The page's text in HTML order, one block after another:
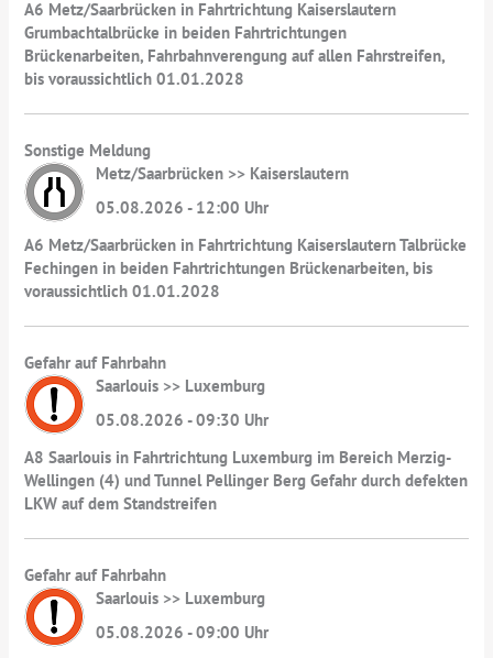
A6 Metz/Saarbrücken in Fahrtrichtung Kaiserslautern
Grumbachtalbrücke in beiden Fahrtrichtungen
Brückenarbeiten, Fahrbahnverengung auf allen Fahrstreifen,
bis voraussichtlich 01.01.2028
Sonstige Meldung
Metz/Saarbrücken >> Kaiserslautern
05.08.2026 - 12:00 Uhr
A6 Metz/Saarbrücken in Fahrtrichtung Kaiserslautern Talbrücke
Fechingen in beiden Fahrtrichtungen Brückenarbeiten, bis
voraussichtlich 01.01.2028
Gefahr auf Fahrbahn
Saarlouis >> Luxemburg
05.08.2026 - 09:30 Uhr
A8 Saarlouis in Fahrtrichtung Luxemburg im Bereich Merzig-
Wellingen (4) und Tunnel Pellinger Berg Gefahr durch defekten
LKW auf dem Standstreifen
Gefahr auf Fahrbahn
Saarlouis >> Luxemburg
05.08.2026 - 09:00 Uhr